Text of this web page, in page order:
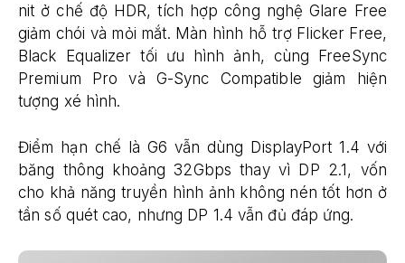
nit ở chế độ HDR, tích hợp công nghệ Glare Free
giảm chói và mỏi mắt. Màn hình hỗ trợ Flicker Free,
Black Equalizer tối ưu hình ảnh, cùng FreeSync
Premium Pro và G-Sync Compatible giảm hiện
tượng xé hình.
Điểm hạn chế là G6 vẫn dùng DisplayPort 1.4 với
băng thông khoảng 32Gbps thay vì DP 2.1, vốn
cho khả năng truyền hình ảnh không nén tốt hơn ở
tần số quét cao, nhưng DP 1.4 vẫn đủ đáp ứng.